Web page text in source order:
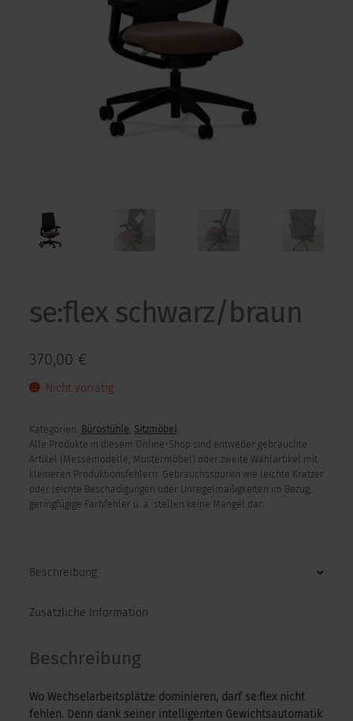
Kontakt
Kontakt
se:flex schwarz/braun
370,00 €
Nicht vorrätig
Kategorien: Bürostühle, Sitzmöbel
Alle Produkte in diesem Online-Shop sind entweder gebrauchte
Artikel (Messemodelle, Mustermöbel) oder zweite Wahlartikel mit
kleineren Produktionsfehlern. Gebrauchsspuren wie leichte Kratzer
oder leichte Beschädigungen oder Unregelmäßigkeiten im Bezug,
geringfügige Farbfehler u. ä. stellen keine Mängel dar.
Beschreibung
Zusätzliche Information
Beschreibung
Wo Wechselarbeitsplätze dominieren, darf se:flex nicht
fehlen. Denn dank seiner intelligenten Gewichtsautomatik